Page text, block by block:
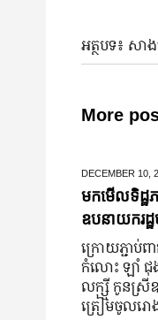
អត្ថបទ៖ សាង
More
DECEMBER 10,
មកមើលទិដ្ឋ
ឧបនាយករដ្ឋ
ក្រោយ​ភ្ជាប់​ពា
កំលោះ ឡាំ ជុ
លក្ស្មី កូនស្រី​ឧ
ត្រៀម​ចូល​រោ